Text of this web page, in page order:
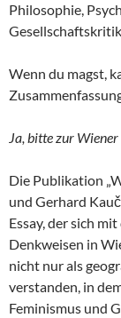
Philosophie,
Wenn du magst,
Ja, bitte zur
Die Publikation
und Gerhard
Essay, der sich
Denkweisen in
nicht nur als
verstanden, in
Feminismus und